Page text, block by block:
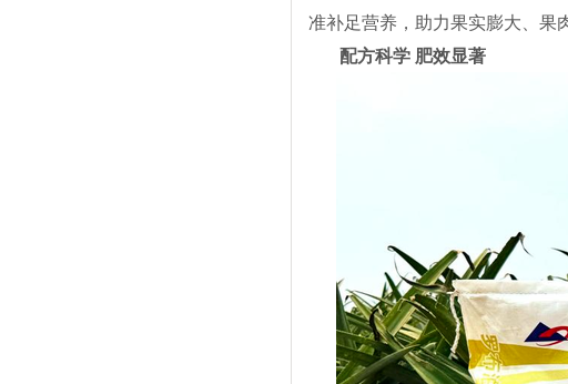
准补足营养，助力果实膨大、果
配方科学 肥效显著